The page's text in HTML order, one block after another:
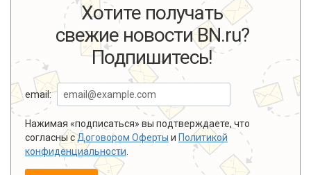
Хотите получать
свежие новости BN.ru?
Подпишитесь!
email:
Нажимая «подписаться» вы подтверждаете, что
согласны сДоговором Оферты и Политикой
конфиденциальности